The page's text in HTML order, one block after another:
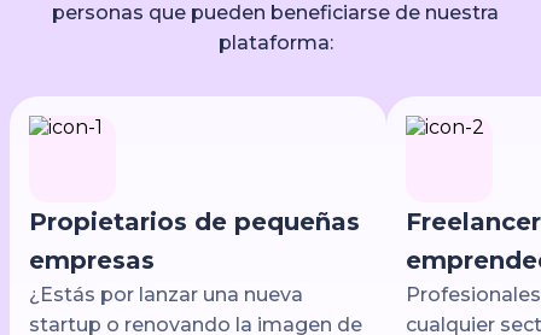
personas que pueden beneficiarse de nuestra
plataforma:
Propietarios de pequeñas
empresas
¿Estás por lanzar una nueva
startup o renovando la imagen de
cualquier